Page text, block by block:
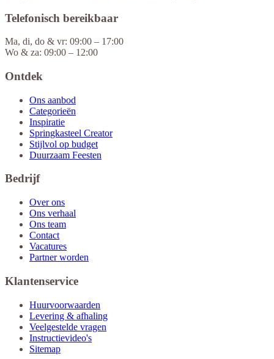
Telefonisch bereikbaar
Ma, di, do & vr: 09:00 – 17:00
Wo & za: 09:00 – 12:00
Ontdek
Ons aanbod
Categorieën
Inspiratie
Springkasteel Creator
Stijlvol op budget
Duurzaam Feesten
Bedrijf
Over ons
Ons verhaal
Ons team
Contact
Vacatures
Partner worden
Klantenservice
Huurvoorwaarden
Levering & afhaling
Veelgestelde vragen
Instructievideo's
Sitemap